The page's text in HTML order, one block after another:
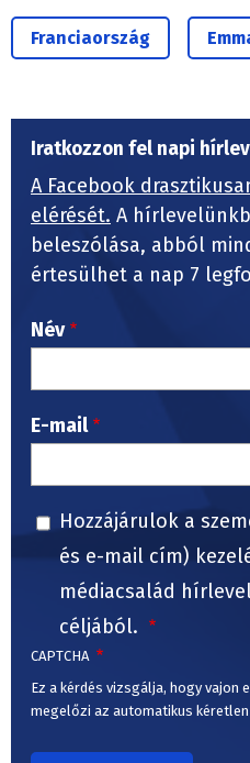
Franciaország
Iratkozzon fel napi
A Facebook
elérését. A
beleszólása, abból
értesülhet a nap 7
Név
E-mail
Hozzájárulok a
és e-mail cím)
médiacsalád
céljából.
CAPTCHA
Ez a kérdés vizsgálja, hogy
megelőzi az automatikus